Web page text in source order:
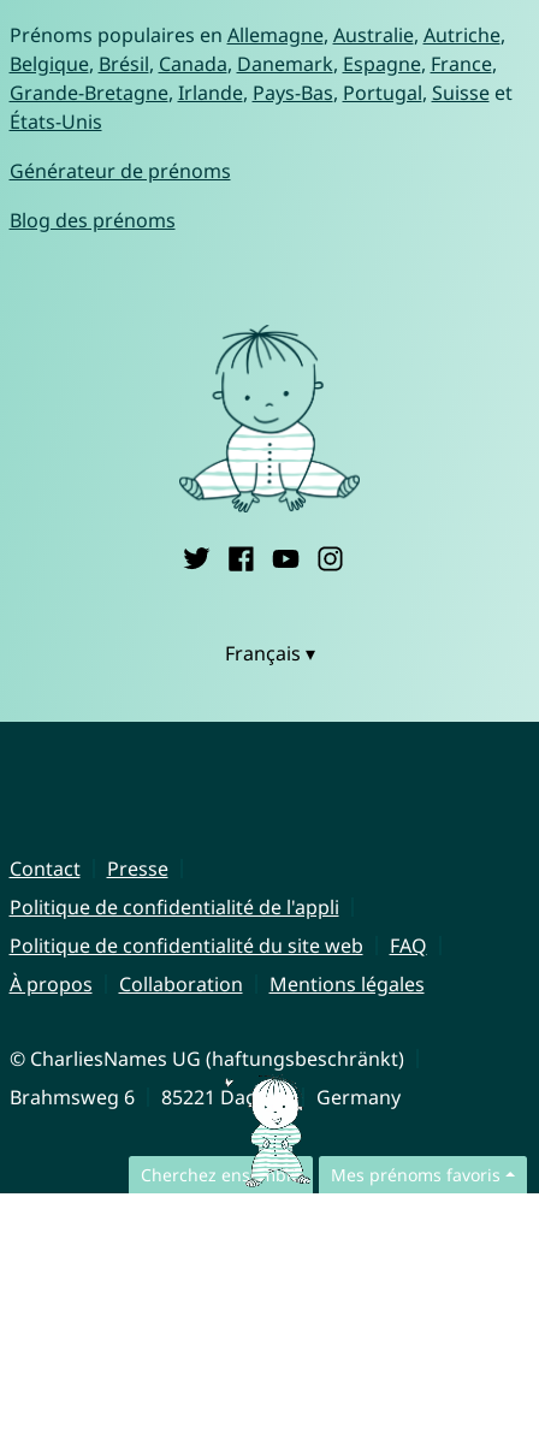
Cherchez ensemble Mes prénoms favoris
Prénoms populaires en Allemagne, Australie, Autriche,
Belgique, Brésil, Canada, Danemark, Espagne, France,
Grande-Bretagne, Irlande, Pays-Bas, Portugal, Suisseet
États-Unis
Générateur de prénoms
Blog des prénoms
Français ▾
Contact
Presse
Politique de confidentialité de l'appli
Politique de confidentialité du site web
FAQ
À propos
Collaboration Mentions légales
© CharliesNames UG (haftungsbeschränkt)
Brahmsweg 6
85221 Dachau Germany